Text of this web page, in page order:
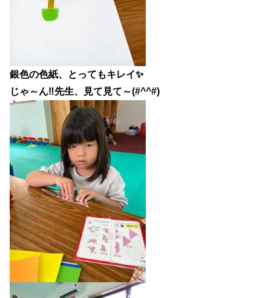
銀色の色紙、とってもキレイ✨
じゃ～ん‼先生、見て見て～(#^^#)